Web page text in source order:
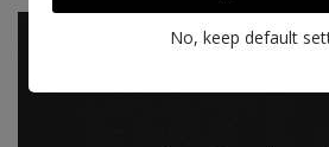
No, keep default